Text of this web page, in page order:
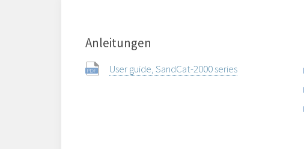
Anleitungen
User guide, SandCat-2000 series